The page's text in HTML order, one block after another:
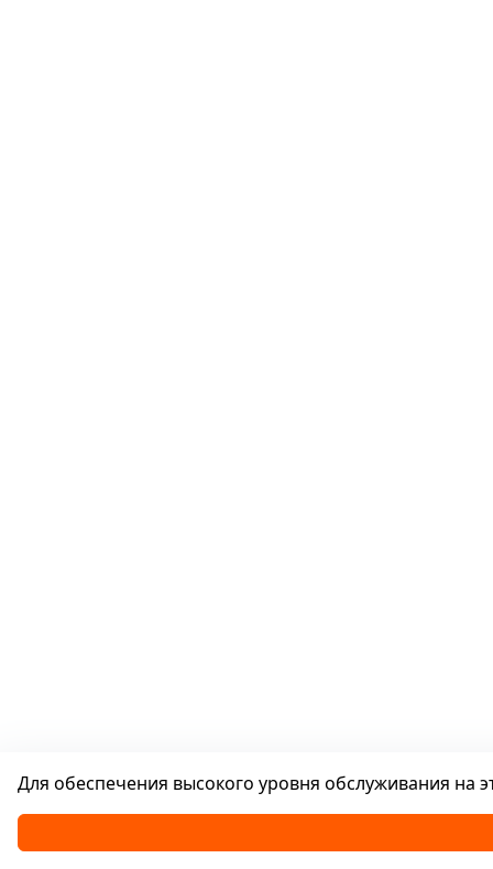
Каталог
Для обеспечения высокого уровня обслуживания на